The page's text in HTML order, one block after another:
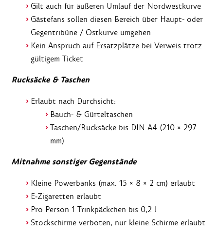
Gilt auch für äußeren Umlauf der Nordwestkurve
Gästefans sollen diesen Bereich über Haupt- oder
Gegentribüne / Ostkurve umgehen
Kein Anspruch auf Ersatzplätze bei Verweis trotz
gültigem Ticket
Rucksäcke & Taschen
Erlaubt nach Durchsicht:
Bauch- & Gürteltaschen
Taschen/Rucksäcke bis DIN A4 (210 × 297
mm)
Mitnahme sonstiger Gegenstände
Kleine Powerbanks (max. 15 × 8 × 2 cm) erlaubt
E‑Zigaretten erlaubt
Pro Person 1 Trinkpäckchen bis 0,2 l
Stockschirme verboten, nur kleine Schirme erlaubt